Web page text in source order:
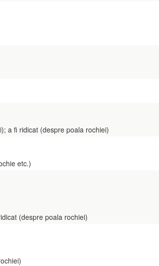
a fi ridicat (despre poala rochiei)
etc.)
(despre poala rochiei)